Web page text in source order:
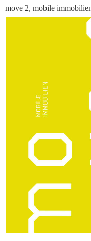
move 2, mobile